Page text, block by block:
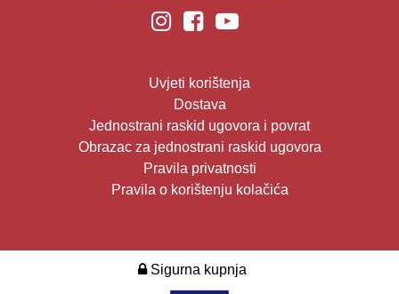
Uvjeti korištenja
Dostava
Jednostrani raskid ugovora i povrat
Obrazac za jednostrani raskid ugovora
Pravila privatnosti
Pravila o korištenju kolačića
Sigurna kupnja